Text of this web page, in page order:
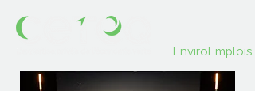
EnviroEmplois